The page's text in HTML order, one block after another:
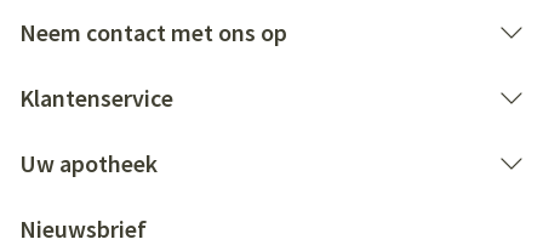
Neem contact met ons op
Klantenservice
Uw apotheek
Nieuwsbrief